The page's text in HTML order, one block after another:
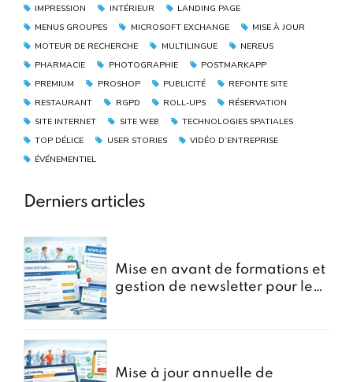
IMPRESSION
INTÉRIEUR
LANDING PAGE
MENUS GROUPES
MICROSOFT EXCHANGE
MISE À JOUR
MOTEUR DE RECHERCHE
MULTILINGUE
NEREUS
PHARMACIE
PHOTOGRAPHIE
POSTMARKAPP
PREMIUM
PROSHOP PUBLICITÉ
REFONTE SITE
RESTAURANT
RGPD ROLL-UPS
RÉSERVATION
SITE INTERNET
SITE WEB
TECHNOLOGIES SPATIALES
TOP DÉLICE
USER STORIES
VIDÉO D’ENTREPRISE
ÉVÉNEMENTIEL
Derniers articles
Mise en avant de formations et
gestion de newsletter pour le
Mise à jour annuelle de